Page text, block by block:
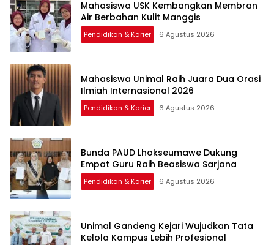
Mahasiswa USK Kembangkan Membran
Air Berbahan Kulit Manggis
Pendidikan & Karier 6 Agustus 2026
Mahasiswa Unimal Raih Juara Dua Orasi
Ilmiah Internasional 2026
Pendidikan & Karier 6 Agustus 2026
Bunda PAUD Lhokseumawe Dukung
Empat Guru Raih Beasiswa Sarjana
Pendidikan & Karier 6 Agustus 2026
Unimal Gandeng Kejari Wujudkan Tata
Kelola Kampus Lebih Profesional